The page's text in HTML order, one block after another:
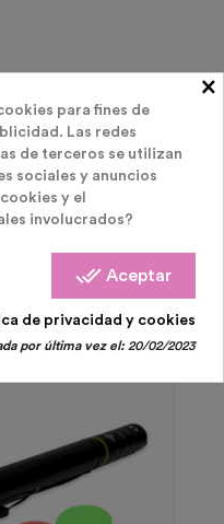
( 9 OTROS
CATEGORÍA )
×
para fines de
Las redes
de terceros se utilizan
sociales y anuncios
y el
involucrados?
done_all Aceptar
de privacidad y cookies
por última vez el:20/02/2023